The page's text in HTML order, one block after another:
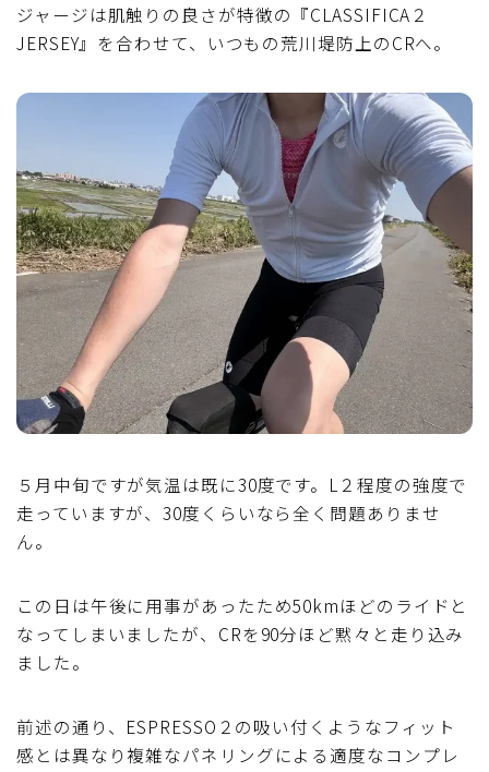
ジャージは肌触りの良さが特徴の『CLASSIFICA２
JERSEY』を合わせて、いつもの荒川堤防上のCRへ。
５月中旬ですが気温は既に30度です。L２程度の強度で
走っていますが、30度くらいなら全く問題ありませ
ん。
この日は午後に用事があったため50kmほどのライドと
なってしまいましたが、CRを90分ほど黙々と走り込み
ました。
前述の通り、ESPRESSO２の吸い付くようなフィット
感とは異なり複雑なパネリングによる適度なコンプレ